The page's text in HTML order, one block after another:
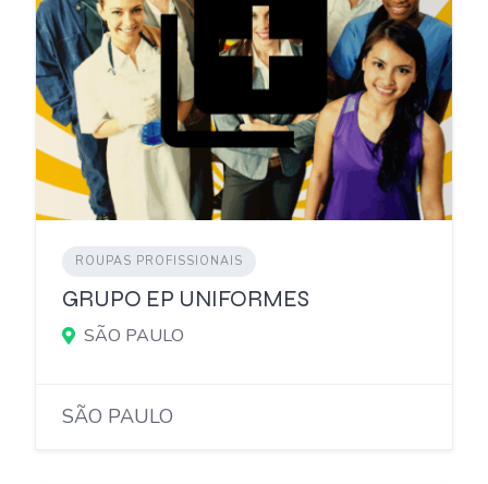
ROUPAS PROFISSIONAIS
GRUPO EP UNIFORMES
SÃO PAULO
SÃO PAULO